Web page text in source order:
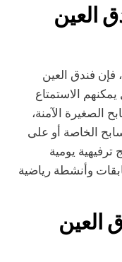
العين
فإن فندق العين
يمكنهم الاستمتاع
الصغيرة الآمنة،
الخاصة أو على
يومية
وأنشطة رياضية
العين